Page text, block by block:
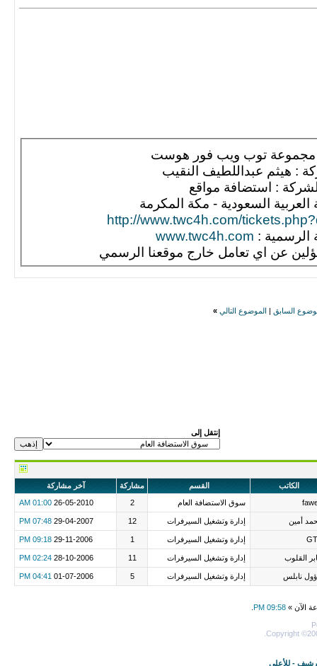
مجموعة توب ويب فور هوست
: هيثم عبداللطيف النقيب
: استضافة مواقع
العربية السعودية - مكة المكرمة
http://www.twc4h.com/
الرسمية : www.twc4h.com
عن اي تعامل خارج موقعنا الرسمي
السابق الموضوع التالي »
إنتقل إلى
الكاتب القسم مشاركة
آخر مشاركة
سوق الاستضافة العام 2
26-05-2010
01:00 AM
أمين إدارة وتشغيل السيرفرات 12
29-04-2007
07:48 PM
إدارة وتشغيل السيرفرات 1
29-11-2006
09:18 PM
القلوب إدارة وتشغيل السيرفرات 11
28-10-2006
02:24 PM
نابلس إدارة وتشغيل السيرفرات 5
01-07-2006
04:41 PM
الآن » 09:58 PM
Copyright
- للأعلى